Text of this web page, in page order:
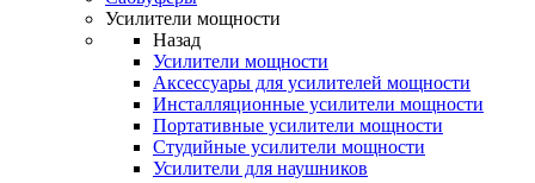
Усилители мощности
Назад
Усилители мощности
Аксессуары для усилителей мощности
Инсталляционные усилители мощности
Портативные усилители мощности
Студийные усилители мощности
Усилители для наушников